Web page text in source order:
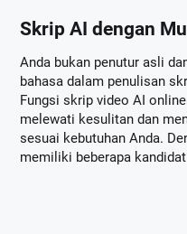
Skrip AI dengan
Anda bukan penutur asli
bahasa dalam penulisan
Fungsi skrip video AI
melewati kesulitan dan
sesuai kebutuhan Anda.
memiliki beberapa